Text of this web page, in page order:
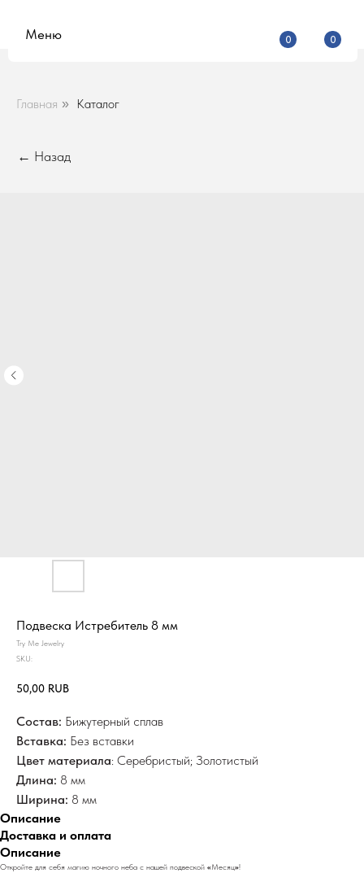
Главная » Каталог
← Назад
Подвеска Истребитель 8 мм
Try Me Jewelry
SKU:
50,00 RUB
Состав: Бижутерный сплав
Вставка: Без вставки
Цвет материала: Серебристый; Золотистый
Длина: 8 мм
Ширина: 8 мм
Описание
Доставка и оплата
Описание
Откройте для себя магию ночного неба с нашей подвеской «Месяц»!